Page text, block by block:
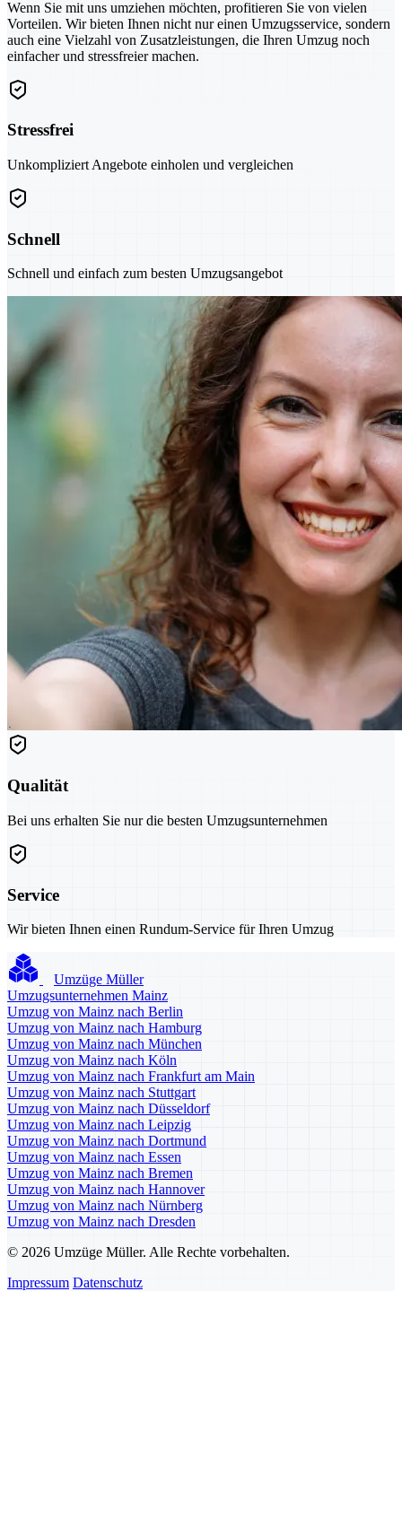
Wenn Sie mit uns umziehen möchten, profitieren Sie von vielen
Vorteilen. Wir bieten Ihnen nicht nur einen Umzugsservice, sondern
auch eine Vielzahl von Zusatzleistungen, die Ihren Umzug noch
einfacher und stressfreier machen.
Stressfrei
Unkompliziert Angebote einholen und vergleichen
Schnell
Schnell und einfach zum besten Umzugsangebot
Qualität
Bei uns erhalten Sie nur die besten Umzugsunternehmen
Service
Wir bieten Ihnen einen Rundum-Service für Ihren Umzug
Umzüge Müller
Umzugsunternehmen Mainz
Umzug von Mainz nach Berlin
Umzug von Mainz nach Hamburg
Umzug von Mainz nach München
Umzug von Mainz nach Köln
Umzug von Mainz nach Frankfurt am Main
Umzug von Mainz nach Stuttgart
Umzug von Mainz nach Düsseldorf
Umzug von Mainz nach Leipzig
Umzug von Mainz nach Dortmund
Umzug von Mainz nach Essen
Umzug von Mainz nach Bremen
Umzug von Mainz nach Hannover
Umzug von Mainz nach Nürnberg
Umzug von Mainz nach Dresden
© 2026 Umzüge Müller. Alle Rechte vorbehalten.
Impressum Datenschutz